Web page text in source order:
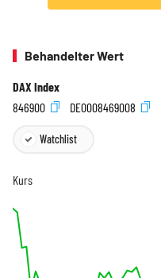
Behandelter Wert
DAX Index
846900
DE0008469008
Watchlist
Kurs